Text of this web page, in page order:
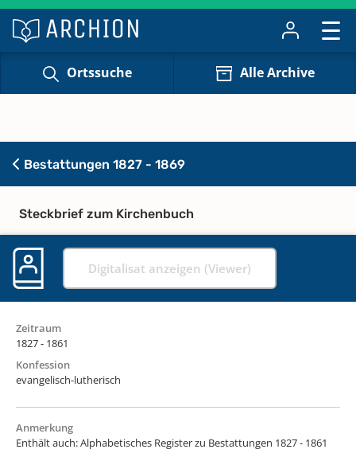
Ortssuche Alle Archive
Bestattungen 1827 - 1869
Steckbrief zum Kirchenbuch
Digitalisat anzeigen (Viewer)
Zeitraum
1827 - 1861
Konfession
evangelisch-lutherisch
Anmerkung
Enthält auch: Alphabetisches Register zu Bestattungen 1827 - 1861